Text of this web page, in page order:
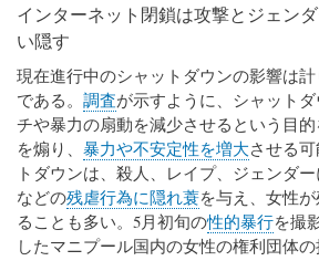
インターネット閉鎖は攻撃とジェン
い隠す
現在進行中のシャットダウンの影響は
である。 調査が示すように、シャット
チや暴力の扇動を減少させるという目
を煽り、 暴力や不安定性を増大させる
トダウンは、殺人、レイプ、ジェンダ
などの残虐行為に隠れ蓑を与え、女性
ることも多い。5月初旬の性的暴行を撮
したマニプール国内の女性の権利団体の